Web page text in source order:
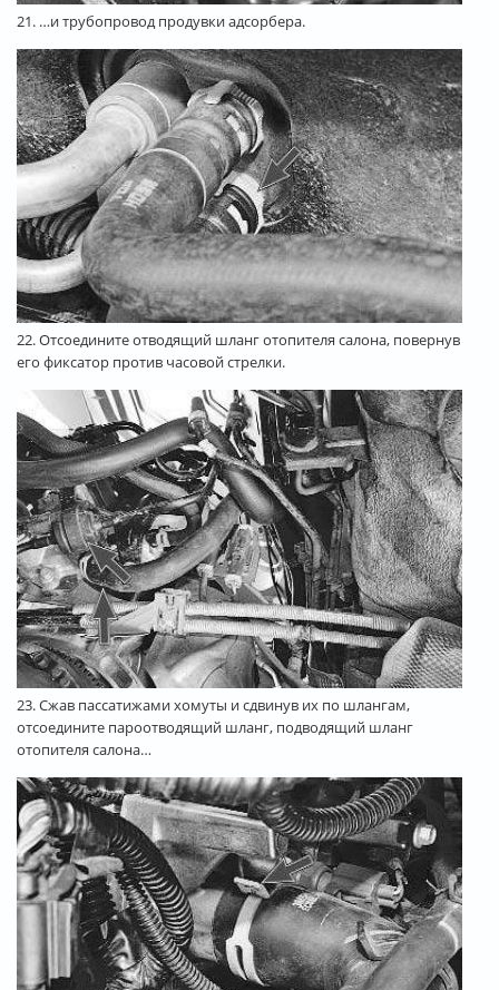
21. …и трубопровод продувки адсорбера.
22. Отсоедините отводящий шланг отопителя салона, повернув
его фиксатор против часовой стрелки.
23. Сжав пассатижами хомуты и сдвинув их по шлангам,
отсоедините пароотводящий шланг, подводящий шланг
отопителя салона…